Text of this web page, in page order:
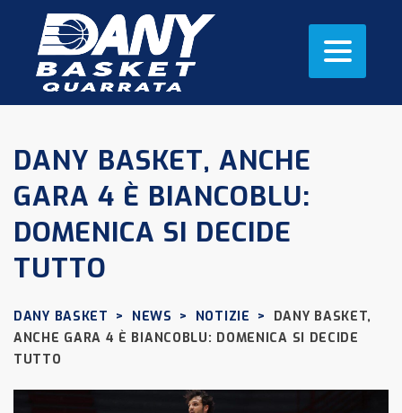
DANY BASKET, ANCHE
GARA 4 È BIANCOBLU:
DOMENICA SI DECIDE
TUTTO
DANY BASKET > NEWS > NOTIZIE >
DANY BASKET,
ANCHE GARA 4 È BIANCOBLU: DOMENICA SI DECIDE
TUTTO